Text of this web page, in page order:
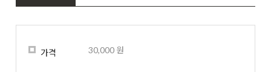
가격 30,000 원